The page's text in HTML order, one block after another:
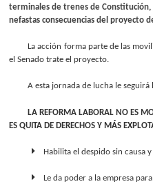
terminales de trenes de Constitución,
nefastas consecuencias del proyecto
La acción forma parte de las
el Senado trate el proyecto.
A esta jornada de lucha le
LA REFORMA LABORAL NO ES
ES QUITA DE DERECHOS Y MÁS
Habilita el despido sin causa
Le da poder a la empresa